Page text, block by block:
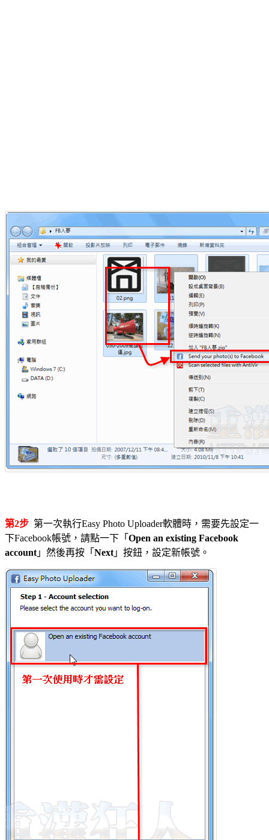
第2步 第一次執行Easy Photo Uploader軟體時，需要先設定一
下Facebook帳號，請點一下「 Open an existing Facebook
account 」然後再按「 Next 」按鈕，設定新帳號。